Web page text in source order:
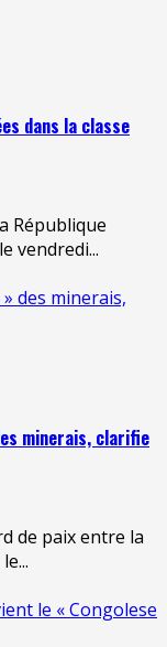
dans la classe
République
vendredi...
des minerais,
minerais, clarifie
de paix entre la
le « Congolese